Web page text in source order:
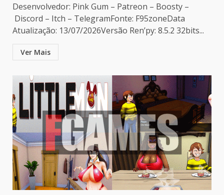
Desenvolvedor: Pink Gum – Patreon – Boosty –
Discord – Itch – TelegramFonte: F95zoneData
Atualização: 13/07/2026Versão Ren’py: 8.5.2 32bits...
Ver Mais